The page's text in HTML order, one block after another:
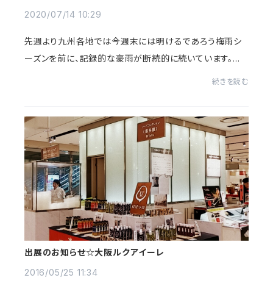
2020/07/14 10:29
先週より九州各地では今週末には明けるであろう梅雨シ
ーズンを前に、記録的な豪雨が断続的に続いています。幸
続きを読む
出展のお知らせ☆大阪ルクアイーレ
2016/05/25 11:34